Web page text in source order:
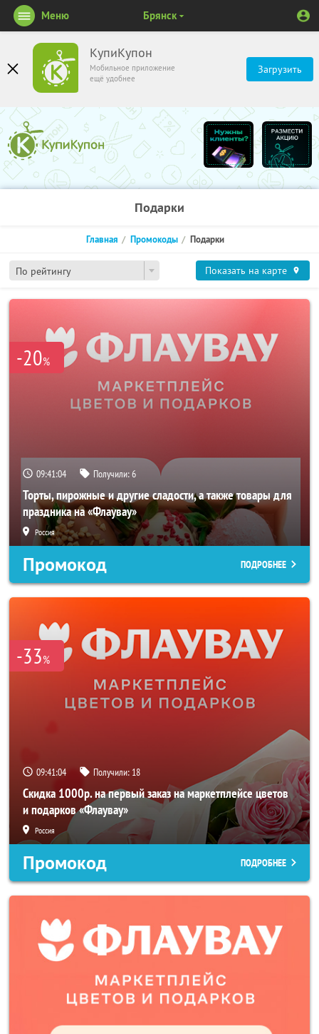
КупиКупон
Мобильное приложение
ещё удобнее
Загрузить
Меню Брянск
Подарки
По рейтингу
Главная Промокоды Подарки
Показать на карте
-20%
09:41:04 Получили:6
Торты, пирожные и другие сладости, а также товары для
праздника на «Флаувау»
Россия
Промокод ПОДРОБНЕЕ
-33%
09:41:04 Получили: 18
Скидка 1000р. на первый заказ на маркетплейсе цветов
и подарков «Флаувау»
Россия
Промокод ПОДРОБНЕЕ